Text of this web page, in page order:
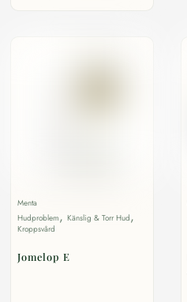
Menta
Hudproblem,Känslig & Torr Hud,
Kroppsvård
Jomelop E